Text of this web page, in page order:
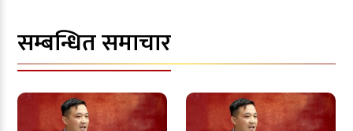
सम्बन्धित समाचार